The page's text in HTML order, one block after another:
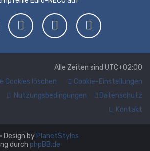
Alle Zeiten sind UTC+02:00
Cookie-Einstellungen
Cookies löschen
Datenschutz
Nutzungsbedingungen
Kontakt
• Design by PlanetStyles
durch phpBB.de